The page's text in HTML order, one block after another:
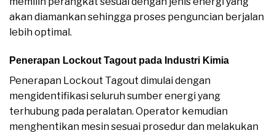
akan diamankan sehingga proses penguncian berjalan
lebih optimal.
Penerapan Lockout Tagout pada Industri Kimia
Penerapan Lockout Tagout dimulai dengan
mengidentifikasi seluruh sumber energi yang
terhubung pada peralatan. Operator kemudian
menghentikan mesin sesuai prosedur dan melakukan